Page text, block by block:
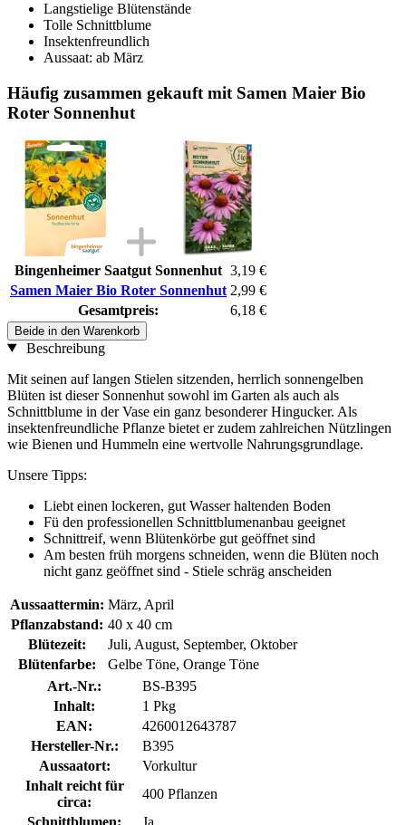
Langstielige Blütenstände
Tolle Schnittblume
Insektenfreundlich
Aussaat: ab März
Häufig zusammen gekauft mit Samen Maier Bio
Roter Sonnenhut
Bingenheimer Saatgut Sonnenhut 3,19 €
Samen Maier Bio Roter Sonnenhut 2,99 €
Gesamtpreis:
6,18 €
Beide in den Warenkorb
Beschreibung
Mit seinen auf langen Stielen sitzenden, herrlich sonnengelben
Blüten ist dieser Sonnenhut sowohl im Garten als auch als
Schnittblume in der Vase ein ganz besonderer Hingucker. Als
insektenfreundliche Pflanze bietet er zudem zahlreichen Nützlingen
wie Bienen und Hummeln eine wertvolle Nahrungsgrundlage.
Unsere Tipps:
Liebt einen lockeren, gut Wasser haltenden Boden
Fü den professionellen Schnittblumenanbau geeignet
Schnittreif, wenn Blütenkörbe gut geöffnet sind
Am besten früh morgens schneiden, wenn die Blüten noch
nicht ganz geöffnet sind - Stiele schräg anscheiden
Aussaattermin: März, April
Pflanzabstand: 40 x 40 cm
Blütezeit:
Juli, August, September, Oktober
Blütenfarbe:
Gelbe Töne, Orange Töne
Art.-Nr.:
BS-B395
Inhalt:
1 Pkg
EAN:
4260012643787
Hersteller-Nr.:
B395
Aussaatort:
Vorkultur
Inhalt reicht für
circa:
400 Pflanzen
Schnittblumen:
Ja